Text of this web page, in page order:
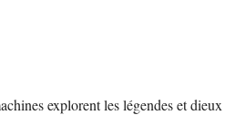
explorent les légendes et